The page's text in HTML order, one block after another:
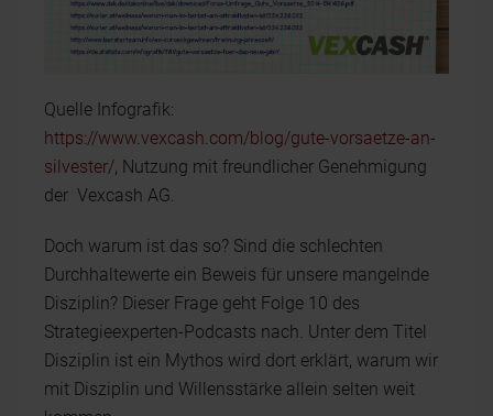
Quelle Infografik:
https://www.vexcash.com/blog/gute-vorsaetze-an-
silvester/ , Nutzung mit freundlicher Genehmigung
der Vexcash AG.
Doch warum ist das so? Sind die schlechten
Durchhaltewerte ein Beweis für unsere mangelnde
Disziplin? Dieser Frage geht Folge 10 des
Strategieexperten-Podcasts nach. Unter dem Titel
Disziplin ist ein Mythos wird dort erklärt, warum wir
mit Disziplin und Willensstärke allein selten weit